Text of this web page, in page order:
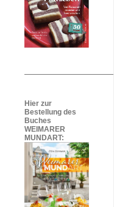
Hier zur
Bestellung des
Buches
WEIMARER
MUNDART: